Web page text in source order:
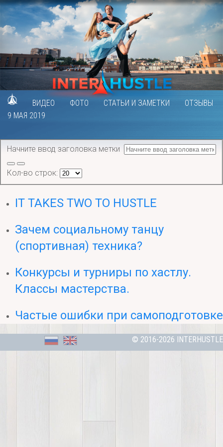
ВИДЕО ФОТО СТАТЬИ И ЗАМЕТКИ
ОТЗЫВЫ
9 МАЯ 2019
Начните ввод заголовка метки
Кол-во строк:
IT TAKES TWO TO HUSTLE
Зачем социальному танцу
(спортивная) техника?
Конкурсы и турниры по хастлу.
Классы мастерства.
Частые ошибки при самоподготовке
© 2016-2026 INTERHUSTLE